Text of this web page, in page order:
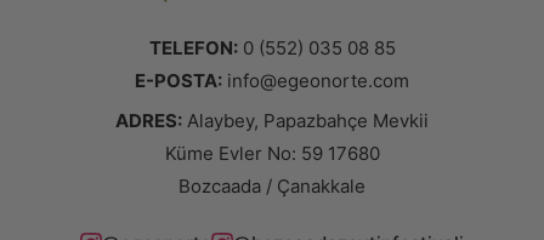
TELEFON:0 (552) 035 08 85
E-POSTA: info@egeonorte.com
ADRES: Alaybey, Papazbahçe Mevkii
Küme Evler No: 59 17680
Bozcaada / Çanakkale